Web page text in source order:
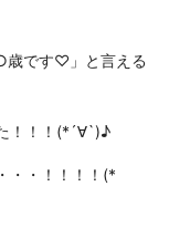
歳です♡」と言える
！！！ (*´∀`)♪
・・！！！！ (*